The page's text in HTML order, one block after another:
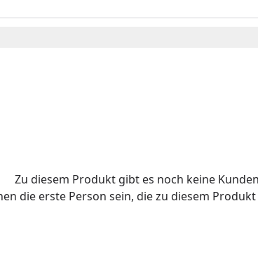
Zu diesem Produkt gibt es noch keine
die erste Person sein, die zu diesem